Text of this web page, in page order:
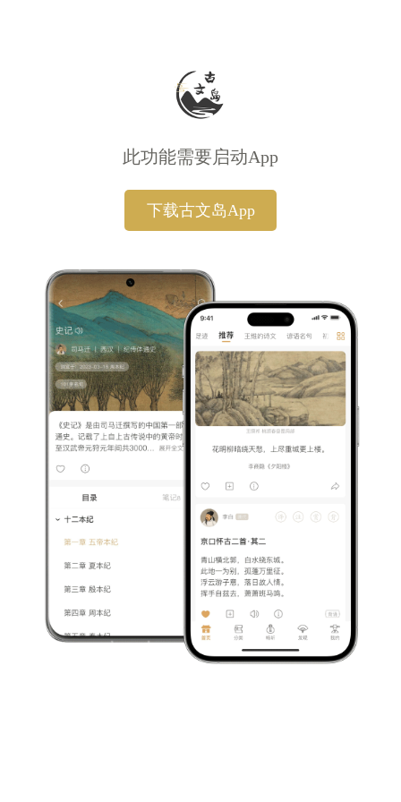
此功能需要启动App
下载古文岛App